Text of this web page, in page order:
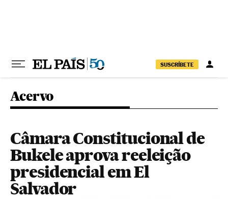
SUSCRÍBETE
Acervo
Câmara Constitucional de
Bukele aprova reeleição
presidencial em El
Salvador